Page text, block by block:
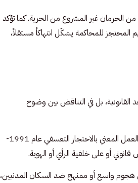
الحرمان غير المشروع من الحرية. كما تؤكد
المحتجز للمحاكمة يشكّل انتهاكاً مستقلاً،
القانونية، بل في التناقض بين وضوح
ويوضح الزقيبة، في حديثه لـ”صفر”، أن المادة التاسعة من العهد الدولي -إلى جانب إنشاء فريق العمل المعني بالاحتجاز التعسفي عام 1991-
أو على خلفية الرأي أو الهوية.
هجوم واسع أو ممنهج ضد السكان المدنيين،